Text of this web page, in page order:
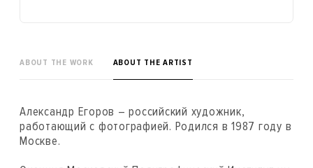
ABOUT THE WORK ABOUT THE ARTIST
Александр Егоров – российский художник,
работающий с фотографией. Родился в 1987 году в
Москве.